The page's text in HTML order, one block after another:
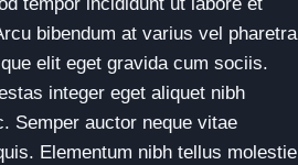
bibendum at varius vel pharetra
elit eget gravida cum sociis.
integer eget aliquet nibh
Semper auctor neque vitae
Elementum nibh tellus molestie